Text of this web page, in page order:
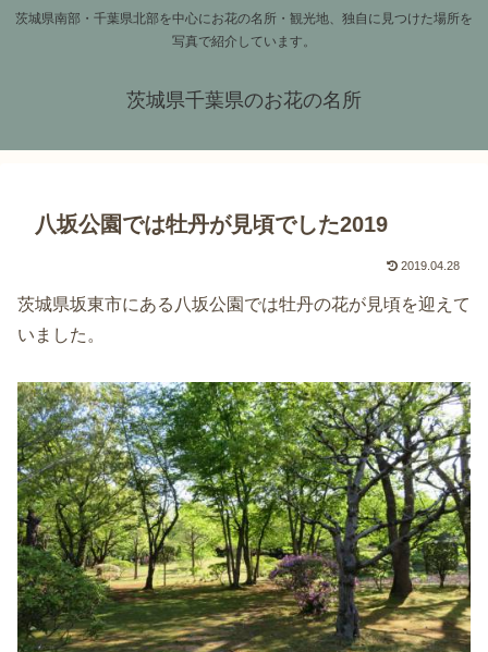
茨城県南部・千葉県北部を中心にお花の名所・観光地、独自に見つけた場所を
写真で紹介しています。
茨城県千葉県のお花の名所
八坂公園では牡丹が見頃でした2019
2019.04.28
茨城県坂東市にある八坂公園では牡丹の花が見頃を迎えて
いました。